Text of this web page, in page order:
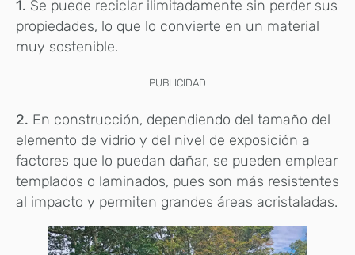
1. Se puede reciclar ilimitadamente sin perder sus
propiedades, lo que lo convierte en un material
muy sostenible.
PUBLICIDAD
2. En construcción, dependiendo del tamaño del
elemento de vidrio y del nivel de exposición a
factores que lo puedan dañar, se pueden emplear
templados o laminados, pues son más resistentes
al impacto y permiten grandes áreas acristaladas.